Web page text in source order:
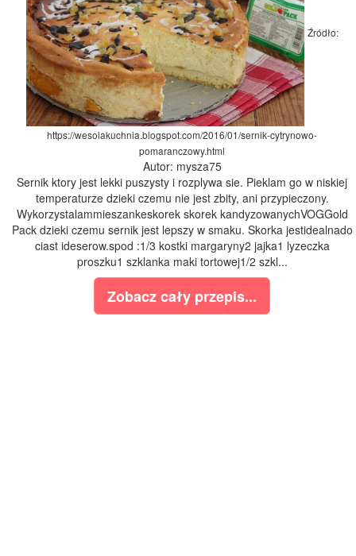
Źródło:
https://wesolakuchnia.blogspot.com/2016/01/sernik-cytrynowo-
pomaranczowy.html
Autor: mysza75
Sernik ktory jest lekki puszysty i rozplywa sie. Pieklam go w niskiej
temperaturze dzieki czemu nie jest zbity, ani przypieczony.
Wykorzystalammieszankeskorek skorek kandyzowanychVOGGold
Pack dzieki czemu sernik jest lepszy w smaku. Skorka jestidealnado
ciast ideserow.spod :1/3 kostki margaryny2 jajka1 lyzeczka
proszku1 szklanka maki tortowej1/2 szkl...
Zobacz cały przepis...